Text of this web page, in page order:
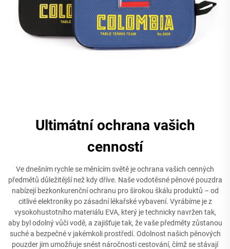
Ultimátní ochrana vašich
cenností
Ve dnešním rychle se měnícím světě je ochrana vašich cenných
předmětů důležitější než kdy dříve. Naše vodotěsné pěnové pouzdra
nabízejí bezkonkurenční ochranu pro širokou škálu produktů – od
citlivé elektroniky po zásadní lékařské vybavení. Vyrábíme je z
vysokohustotního materiálu EVA, který je technicky navržen tak,
aby byl odolný vůči vodě, a zajišťuje tak, že vaše předměty zůstanou
suché a bezpečné v jakémkoli prostředí. Odolnost našich pěnových
pouzder jim umožňuje snést náročnosti cestování, čímž se stávají